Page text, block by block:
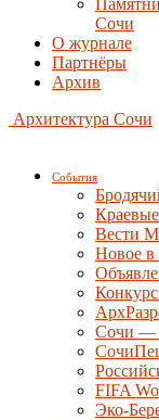
Сочи
О журнале
Партнёры
Архив
Архитектура Сочи
События
Вести
Новое в
Сочи —
FIFA
Эко-